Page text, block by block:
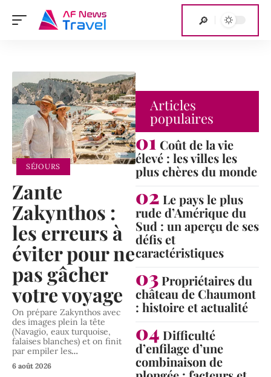
SÉJOURS
Zante
Zakynthos :
les erreurs à
éviter pour ne
pas gâcher
votre voyage
On prépare Zakynthos avec
des images plein la tête
(Navagio, eaux turquoise,
falaises blanches) et on finit
par empiler les…
6 août 2026
Articles
populaires
Coût de la vie
élevé : les villes les
plus chères du monde
Le pays le plus
rude d’Amérique du
Sud : un aperçu de ses
défis et
caractéristiques
Propriétaires du
château de Chaumont
: histoire et actualité
Difficulté
d’enfilage d’une
combinaison de